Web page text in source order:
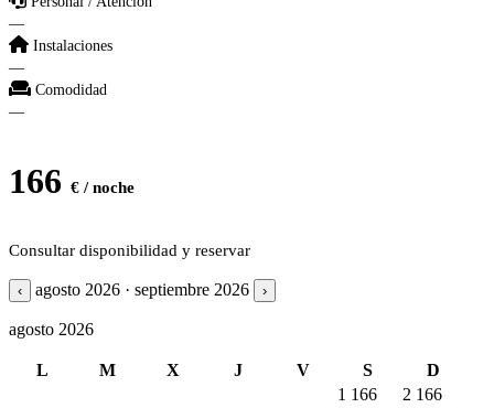
—
Instalaciones
—
Comodidad
—
166 € / noche
Consultar disponibilidad y reservar
‹ agosto 2026 · septiembre 2026 ›
agosto 2026
L M X J V S
D
1 166 2 166